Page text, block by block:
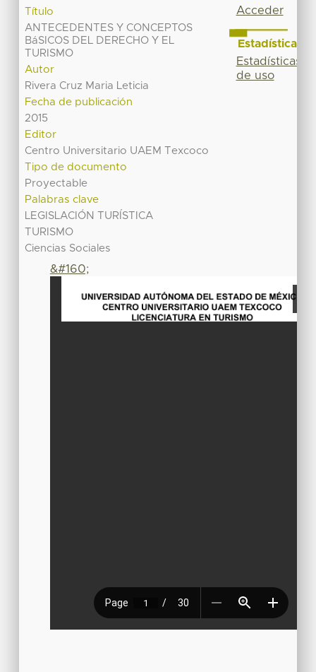
Título
ANTECEDENTES Y CONCEPTOS
BáSICOS DEL DERECHO Y EL
TURISMO
Autor
Rivera Cruz Maria Leticia
Fecha de publicación
2015
Editor
Centro Universitario UAEM Texcoco
Tipo de documento
Proyectable
Palabras clave
LEGISLACIÓN TURÍSTICA
TURISMO
Ciencias Sociales
&#160;
Acceder
Estadísticas
Estadísticas
de uso